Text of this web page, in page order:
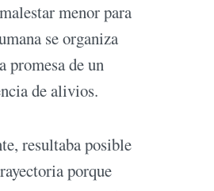
menor para
se organiza
promesa de un
de alivios.
resultaba posible
porque